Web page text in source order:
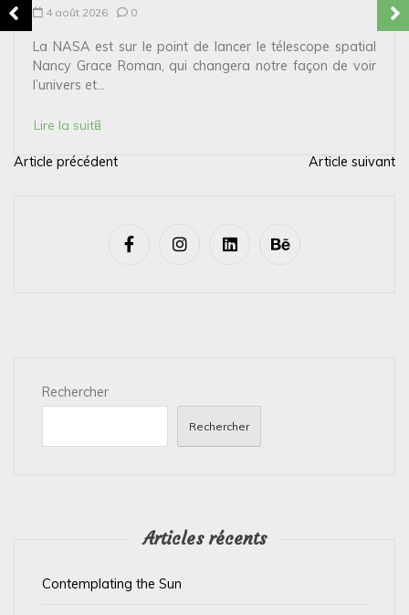
4 août 2026 0
La NASA est sur le point de lancer le télescope spatial
Nancy Grace Roman, qui changera notre façon de voir
l’univers et...
Lire la suite
N
Article précédent Article suivant
Rechercher
Rechercher
Articles récents
Contemplating the Sun